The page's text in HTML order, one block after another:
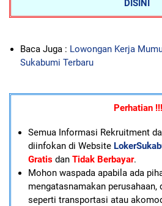
DISINI
Baca Juga : Lowongan Kerja
Sukabumi Terbaru
Perhatian !!!
Semua Informasi Rekruitment
diinfokan di Website
Gratisdan Tidak Berbayar.
Mohon waspada apabila ada
mengatasnamakan perusahaan,
seperti transportasi atau